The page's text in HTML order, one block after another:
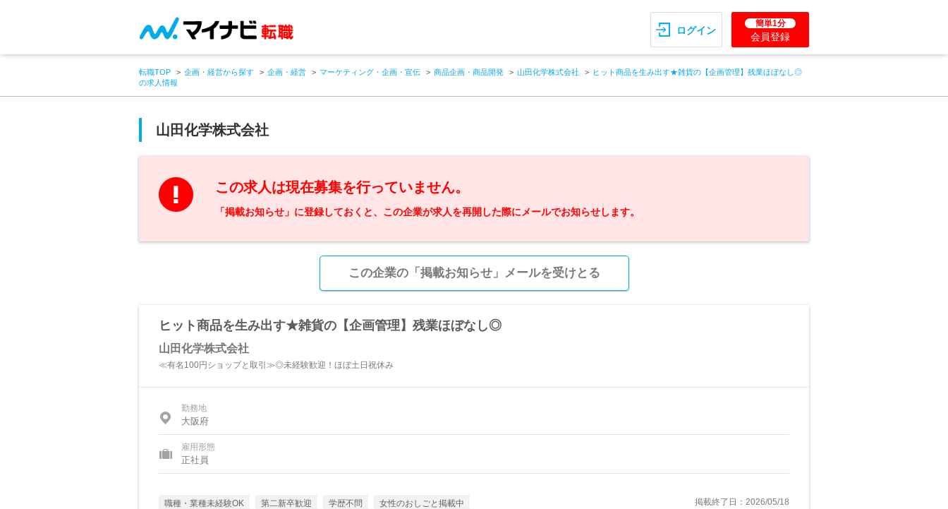
ログイン
簡単1分
会員登録
転職TOP 企画・経営から探す 企画・経営 マーケティング・企画・宣伝 商品企画・商品開発 山田化学株式会社
ヒット商品を生み出す★雑貨の【企画管理】残業ほぼなし◎
の求人情報
山田化学株式会社
この求人は現在募集を行っていません。
「掲載お知らせ」に登録しておくと、この企業が求人を再開した際にメールでお知らせします。
この企業の「掲載お知らせ」メールを受けとる
ヒット商品を生み出す★雑貨の【企画管理】残業ほぼなし◎
山田化学株式会社
≪有名100円ショップと取引≫◎未経験歓迎！ほぼ土日祝休み
勤務地
大阪府
雇用形態
正社員
職種・業種未経験OK 第二新卒歓迎 学歴不問 女性のおしごと掲載中 掲載終了日：2026/05/18